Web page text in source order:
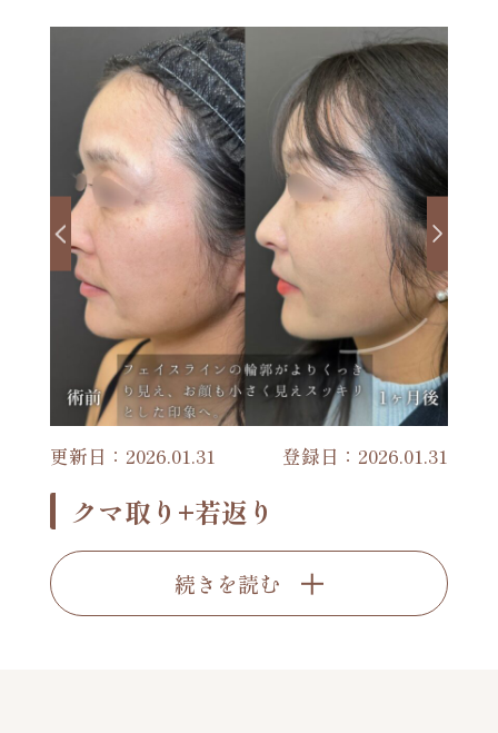
更新日：2026.01.31 登録日：2026.01.31
クマ取り+若返り
続きを読む